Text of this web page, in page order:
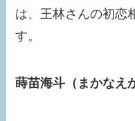
は、王林さんの初恋
す。
蒔苗海斗（まかなえ